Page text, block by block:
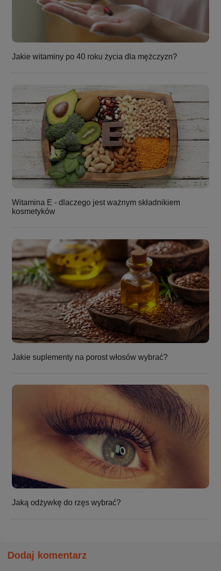
Jakie witaminy po 40 roku życia dla mężczyzn?
Witamina E - dlaczego jest ważnym składnikiem
kosmetyków
Jakie suplementy na porost włosów wybrać?
Jaką odżywkę do rzęs wybrać?
Dodaj komentarz